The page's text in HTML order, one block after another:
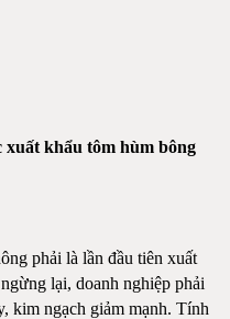
xuất khẩu tôm hùm bông
phải là lần đầu tiên xuất
lại, doanh nghiệp phải
kim ngạch giảm mạnh. Tính